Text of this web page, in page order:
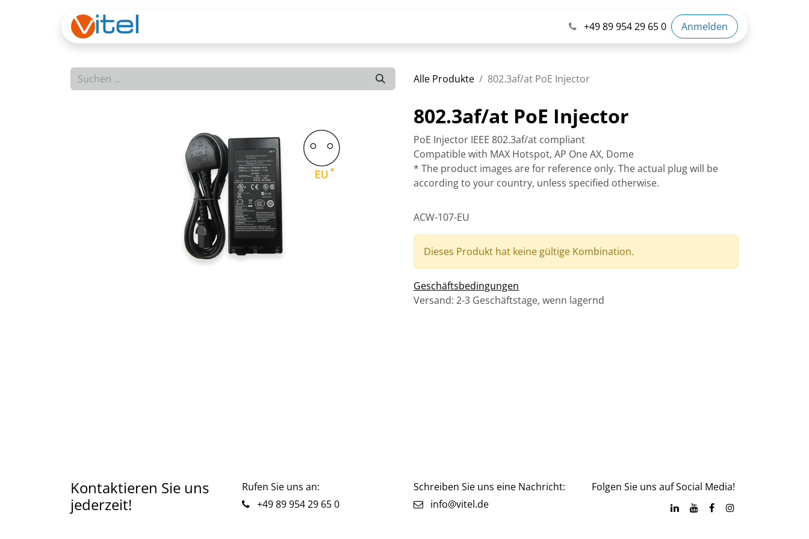
+49 89 954 29 65 0 Anmelden
Alle Produkte 802.3af/at PoE Injector
802.3af/at PoE Injector
PoE Injector IEEE 802.3af/at compliant
Compatible with MAX Hotspot, AP One AX, Dome
* The product images are for reference only. The actual plug will be
according to your country, unless specified otherwise.
ACW-107-EU
Dieses Produkt hat keine gültige Kombination.
Geschäftsbedingungen
Versand: 2-3 Geschäftstage, wenn lagernd
Kontaktieren Sie uns
jederzeit!
Rufen Sie uns an:
+49 89 954 29 65 0
Schreiben Sie uns eine Nachricht:
info@vitel.de
Folgen Sie uns auf Social Media!